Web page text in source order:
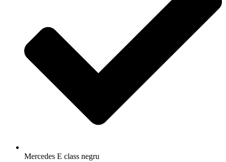
Mercedes E class negru